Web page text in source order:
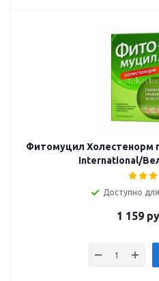
Фитомуцил Холестенорм
International/
Доступно
1 159